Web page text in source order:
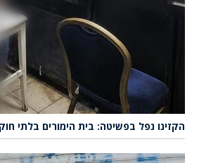
הקזינו נפל בפשיטה: בית הימורים בלתי